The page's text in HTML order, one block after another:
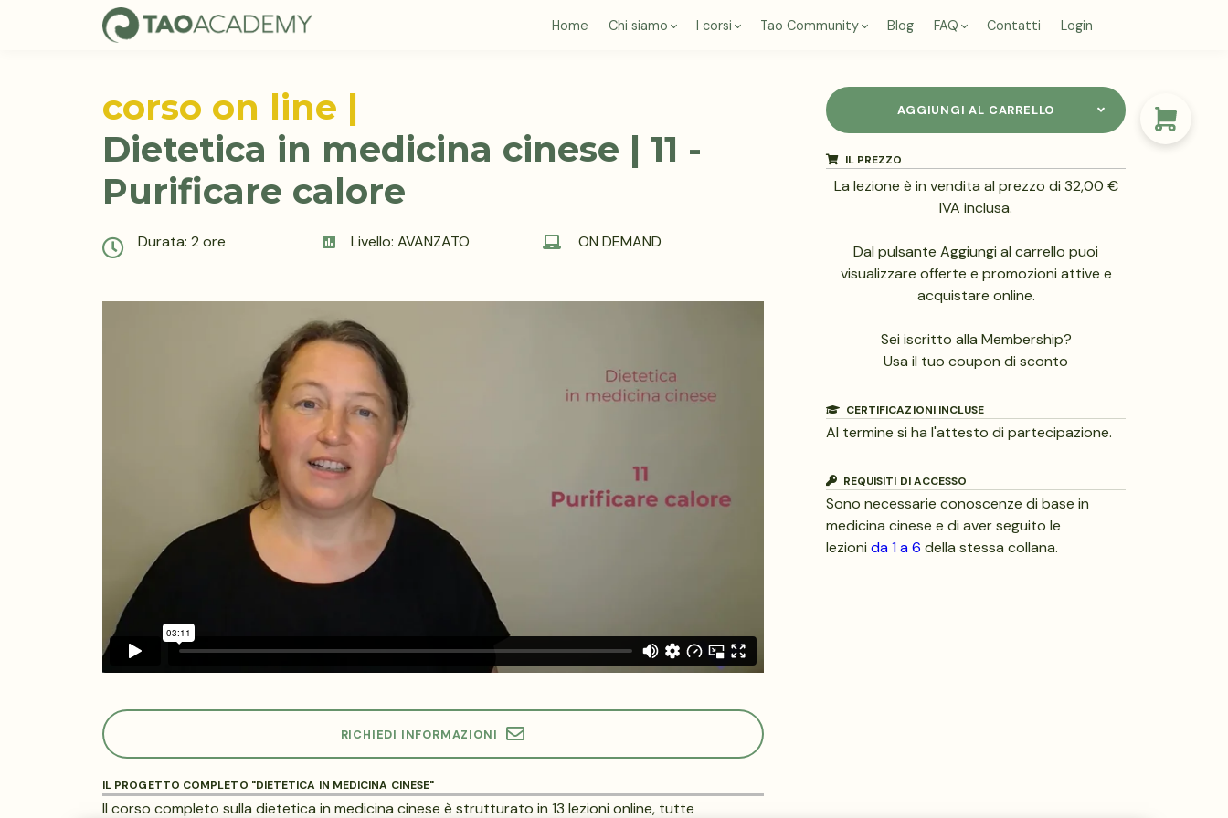
Home Chi siamo I corsi Tao Community Blog FAQ Contatti Login
corso on line |
Dietetica in medicina cinese | 11 -
Purificare calore
Durata: 2 ore Livello: AVANZATO ON DEMAND
RICHIEDI INFORMAZIONI
IL PROGETTO COMPLETO "DIETETICA IN MEDICINA CINESE"
Il corso completo sulla dietetica in medicina cinese è strutturato in 13 lezioni online, tutte
AGGIUNGI AL CARRELLO
IL PREZZO
La lezione è in vendita al prezzo di 32,00 €
IVA inclusa.
Dal pulsante Aggiungi al carrello puoi
visualizzare offerte e promozioni attive e
acquistare online.
Sei iscritto alla Membership?
Usa il tuo coupon di sconto
CERTIFICAZIONI INCLUSE
Al termine si ha l'attesto di partecipazione.
REQUISITI DI ACCESSO
Sono necessarie conoscenze di base in
medicina cinese e di aver seguito le
lezionida 1 a 6 della stessa collana.